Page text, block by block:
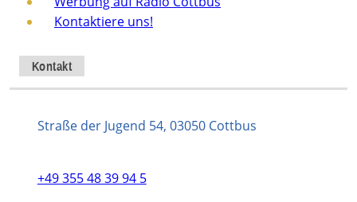
Kontaktiere uns!
Kontakt
Straße der Jugend 54, 03050 Cottbus
+49 355 48 39 94 5